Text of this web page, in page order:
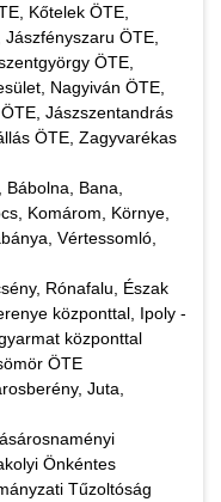
Kőtelek ÖTE,
ÖTE,
ÖTE,
Nagyiván ÖTE,
Jászszentandrás
ÖTE, Zagyvarékas
Bana,
Komárom, Környe,
Vértessomló,
Rónafalu, Észak
központtal, Ipoly -
központtal
ÖTE
Juta,
Önkéntes
Tűzoltóság